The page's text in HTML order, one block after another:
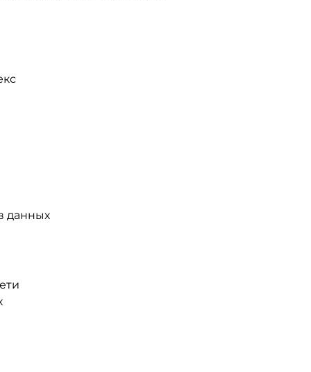
данных